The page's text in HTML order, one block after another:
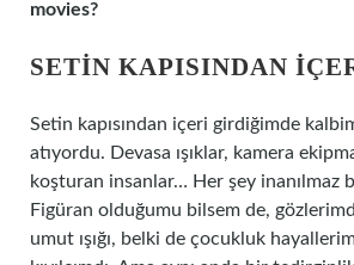
movies?
SETIN KAPISINDAN
Setin kapısından içeri girdiğimde
atıyordu. Devasa ışıklar, kamera
koşturan insanlar… Her şey inanılmaz
Figüran olduğumu bilsem de,
umut ışığı, belki de çocukluk